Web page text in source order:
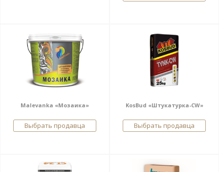
Malevanka «Мозаика»
Выбрать продавца
KosBud «Штукатурка-CW»
Выбрать продавца